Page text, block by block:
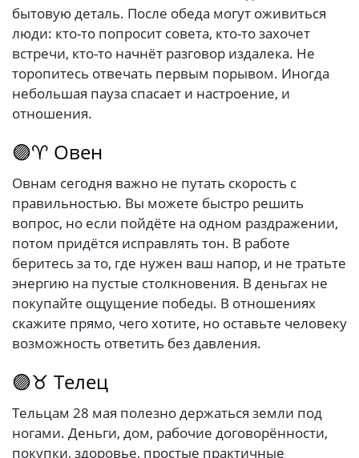
бытовую деталь. После обеда могут оживиться
люди: кто-то попросит совета, кто-то захочет
встречи, кто-то начнёт разговор издалека. Не
торопитесь отвечать первым порывом. Иногда
небольшая пауза спасает и настроение, и
отношения.
🟣♈ Овен
Овнам сегодня важно не путать скорость с
правильностью. Вы можете быстро решить
вопрос, но если пойдёте на одном раздражении,
потом придётся исправлять тон. В работе
беритесь за то, где нужен ваш напор, и не тратьте
энергию на пустые столкновения. В деньгах не
покупайте ощущение победы. В отношениях
скажите прямо, чего хотите, но оставьте человеку
возможность ответить без давления.
🟣♉ Телец
Тельцам 28 мая полезно держаться земли под
ногами. Деньги, дом, рабочие договорённости,
покупки, здоровье, простые практичные